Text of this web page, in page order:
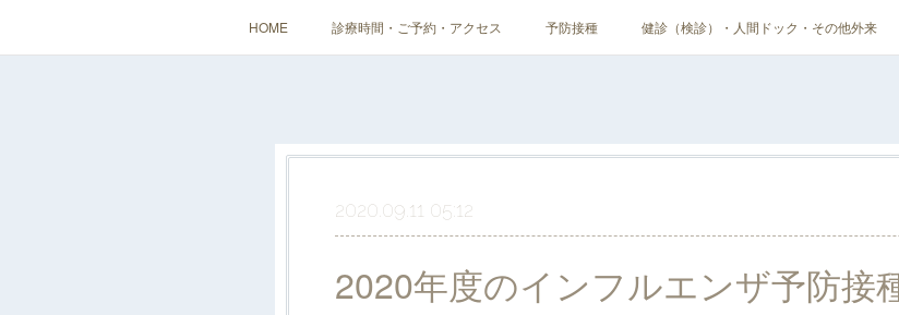
HOME 診療時間・ご予約・アクセス 予防接種 健診（検診）・人間ドック・その他外来
2020.09.11 05:12
2020年度のインフルエンザ予防